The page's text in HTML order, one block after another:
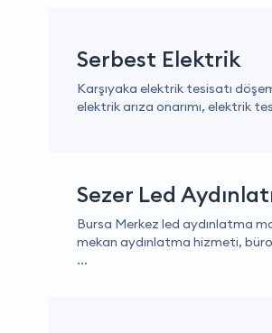
Serbest Elektrik
Karşıyaka elektrik tesisatı
elektrik arıza onarımı, elektrik
Sezer Led
Bursa Merkez led aydınlatma
mekan aydınlatma hizmeti,
...